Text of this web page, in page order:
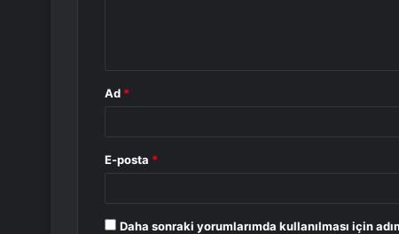
Ad *
E-posta *
Daha sonraki yorumlarımda kullanılması için